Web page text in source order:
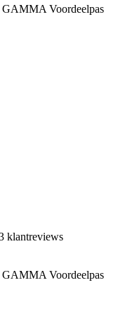
GAMMA Voordeelpas
klantreviews
GAMMA Voordeelpas